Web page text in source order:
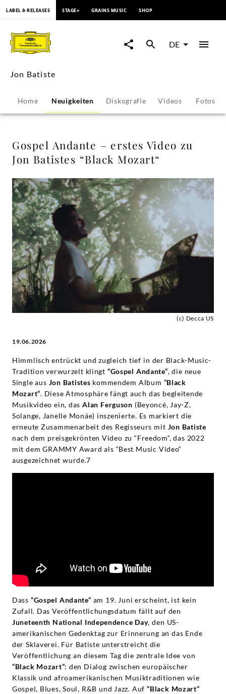
Andante
erstes
Video
zu
Jon
Batistes
“Black
Mozart“
Jon
Batiste
Deutsche
Grammophon
LABEL & RELEASES STAGE+ GRAINS MUSIC SHOP
DE
Jon Batiste
Home Neuigkeiten Diskografie Videos Fotos
Gospel Andante – erstes Video zu
Jon Batistes “Black Mozart“
(c) Decca US
19.06.2026
Himmlisch entrückt und zugleich tief in der Black-Music-
Tradition verwurzelt klingt “Gospel Andante“, die neue
Single aus Jon Batistes kommendem Album “Black
Mozart“. Diese Atmosphäre fängt auch das begleitende
Musikvideo ein, dasAlan Ferguson (Beyoncé, Jay-Z,
Solange, Janelle Monáe) inszenierte. Es markiert die
erneute Zusammenarbeit des Regisseurs mit Jon Batiste
nach dem preisgekrönten Video zu “Freedom“, das 2022
mit dem GRAMMY Award als “Best Music Video“
ausgezeichnet wurde.7
Dass “Gospel Andante“ am 19. Juni erscheint, ist kein
Zufall. Das Veröffentlichungsdatum fällt auf den
Juneteenth National Independence Day, den US-
amerikanischen Gedenktag zur Erinnerung an das Ende
der Sklaverei. Für Batiste unterstreicht die
Veröffentlichung an diesem Tag die zentrale Idee von
“Black Mozart“: den Dialog zwischen europäischer
Klassik und afroamerikanischen Musiktraditionen wie
Gospel, Blues, Soul, R&B und Jazz. Auf“Black Mozart“